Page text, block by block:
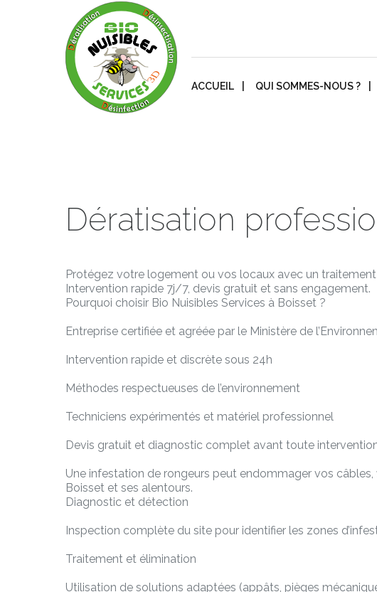
ACCUEIL QUI SOMMES-NOUS ?
Dératisation
Protégez votre logement ou vos locaux avec un
Intervention rapide 7j/7, devis gratuit et sans engagement.
Pourquoi choisir Bio Nuisibles Services à Boisset ?
Entreprise certifiée et agréée par le Ministère de
Intervention rapide et discrète sous 24h
Méthodes respectueuses de l’environnement
Techniciens expérimentés et matériel professionnel
Devis gratuit et diagnostic complet avant toute
Une infestation de rongeurs peut endommager vos
Boisset et ses alentours.
Diagnostic et détection
Inspection complète du site pour identifier les zones
Traitement et élimination
Utilisation de solutions adaptées (appâts, pièges